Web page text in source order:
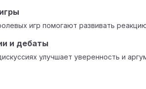
игр помогают развивать
и дебаты
улучшает уверенность и